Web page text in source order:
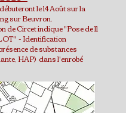
le 14 Août sur la
sur Beuvron.​
de Circet indique "Pose de 11
- Identification
de substances
HAP) dans l'enrobé